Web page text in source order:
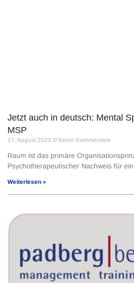
Jetzt auch in deutsch: Mental
MSP
17. August 2023 Keine Kommentare
Raum ist das primäre
Psychotherapeutischer Nachweis für
Weiterlesen »